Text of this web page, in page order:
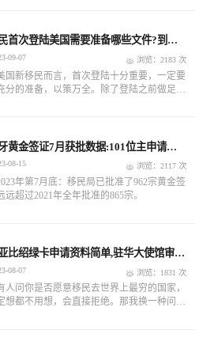
首次登陆美国需要准备哪些文件?到达
场流程
09-07 浏览：2183 次
国新移民而言，首次登陆十分重要，一定要
分的准备，以策万全。除了登陆之前做足生
黄金签证7月获批数据:101位主申请人
再居首位
08-15 浏览：2117 次
年第7月底：移民局已批准了962宗黄金签
远超过2021年全年批准的865宗。
比绍绿卡申请资料简单,驻华大使馆审
拿身份
08-07 浏览：1831 次
人问你是否愿意移民去世界上最穷的国家，
想都不用想，会直接拒绝。那我换一种问